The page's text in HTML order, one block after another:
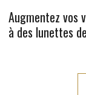
Augmentez vos
à des lunettes